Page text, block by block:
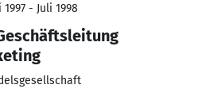
- Juli 1998